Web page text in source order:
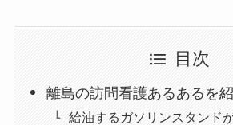
目次
離島の訪問看護あるあるを
給油するガソリンスタンド